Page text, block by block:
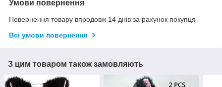
Умови повернення
Повернення товару впродовж 14 днів за рахунок покупця
Всі умови повернення
З цим товаром також замовляють